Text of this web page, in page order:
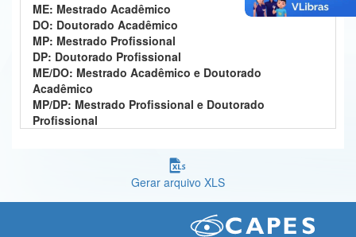
Controladoria-Geral da União
Ministério da Mulher, da Família e dos Direitos Humanos
Secretaria-Geral
Secretaria de Governo
ME: Mestrado Acadêmico
DO: Doutorado Acadêmico
MP: Mestrado Profissional
DP: Doutorado Profissional
ME/DO: Mestrado Acadêmico e Doutorado
Acadêmico
MP/DP: Mestrado Profissional e Doutorado
Profissional
Gerar arquivo XLS